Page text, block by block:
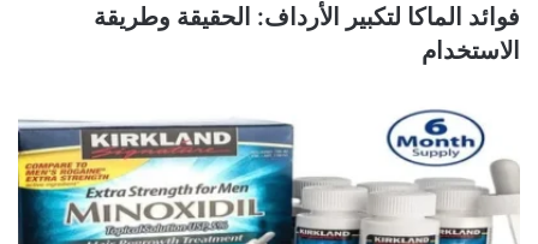
فوائد الماكا لتكبير الأرداف: الحقيقة وطريقة
الاستخدام